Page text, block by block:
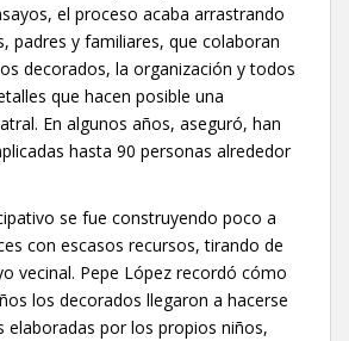
el proceso acaba arrastrando
padres y familiares, que colaboran
decorados, la organización y todos
que hacen posible una
En algunos años, aseguró, han
hasta 90 personas alrededor
se fue construyendo poco a
con escasos recursos, tirando de
vecinal. Pepe López recordó cómo
los decorados llegaron a hacerse
elaboradas por los propios niños,